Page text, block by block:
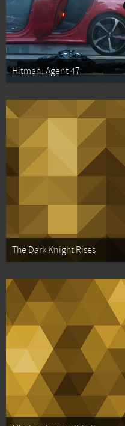
Hitman: Agent 47
The Dark Knight Rises